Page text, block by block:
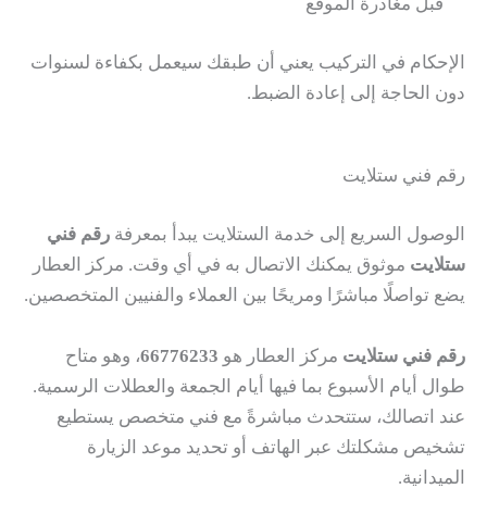
الإحكام في التركيب يعني أن طبقك سيعمل بكفاءة لسنوات
دون الحاجة إلى إعادة الضبط.
رقم فني ستلايت
الوصول السريع إلى خدمة الستلايت يبدأ بمعرفة رقم فني
ستلايت موثوق يمكنك الاتصال به في أي وقت. مركز العطار
يضع تواصلًا مباشرًا ومريحًا بين العملاء والفنيين المتخصصين.
رقم فني ستلايت مركز العطار هو 66776233، وهو متاح
طوال أيام الأسبوع بما فيها أيام الجمعة والعطلات الرسمية.
عند اتصالك، ستتحدث مباشرةً مع فني متخصص يستطيع
تشخيص مشكلتك عبر الهاتف أو تحديد موعد الزيارة
الميدانية.